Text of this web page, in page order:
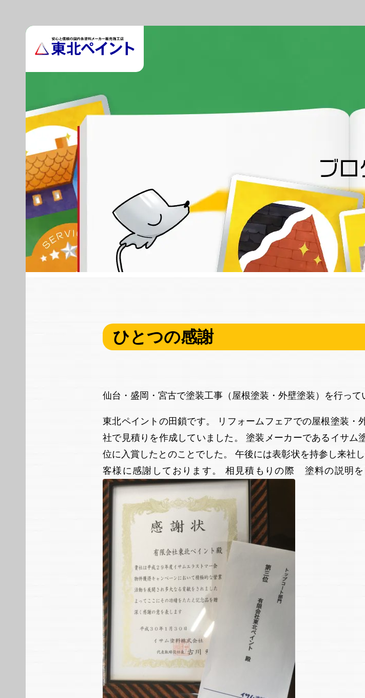
ブロ
ひとつの感謝
仙台・盛岡・宮古で塗装工事（屋根塗装・外壁塗装）を行って
東北ペイントの田鎖です。 リフォームフェアでの屋根塗装
社で見積りを作成していました。 塗装メーカーであるイサム
位に入賞したとのことでした。 午後には表彰状を持参し来
客様に感謝しております。 相見積もりの際 塗料の説明